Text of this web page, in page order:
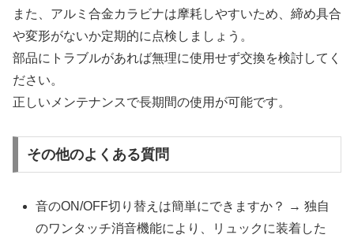
また、アルミ合金カラビナは摩耗しやすいため、締め具合
や変形がないか定期的に点検しましょう。
部品にトラブルがあれば無理に使用せず交換を検討してく
ださい。
正しいメンテナンスで長期間の使用が可能です。
その他のよくある質問
音のON/OFF切り替えは簡単にできますか？ → 独自
のワンタッチ消音機能により、リュックに装着した